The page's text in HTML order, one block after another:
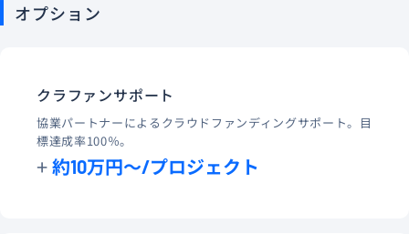
オプション
クラファンサポート
協業パートナーによるクラウドファンディングサポート。目
標達成率100％。
+ 約10万円～/プロジェクト